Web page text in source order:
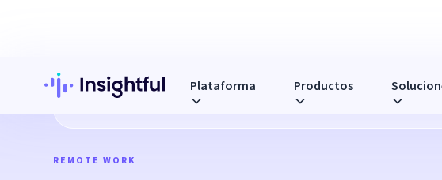
Plataforma Productos
Cómo crear un entorno productivo de oficina en casa
REMOTE WORK